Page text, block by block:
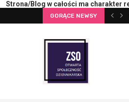
Strona/Blog w całości ma charakter
GORĄCE NEWSY